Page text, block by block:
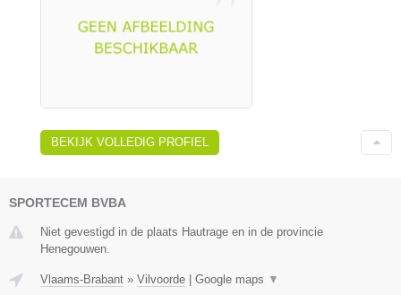
BEKIJK VOLLEDIG PROFIEL
SPORTECEM BVBA
Niet gevestigd in de plaats Hautrage en in de provincie
Henegouwen.
Vlaams-Brabant » Vilvoorde Google maps ▼